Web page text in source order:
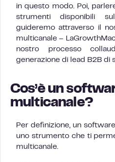
in questo modo. Poi,
strumenti disponibili
guideremo attraverso il
multicanale –
nostro processo
generazione di lead B2B di
Cos’è un
multicanale?
Per definizione, un
uno strumento che ti
multicanale.